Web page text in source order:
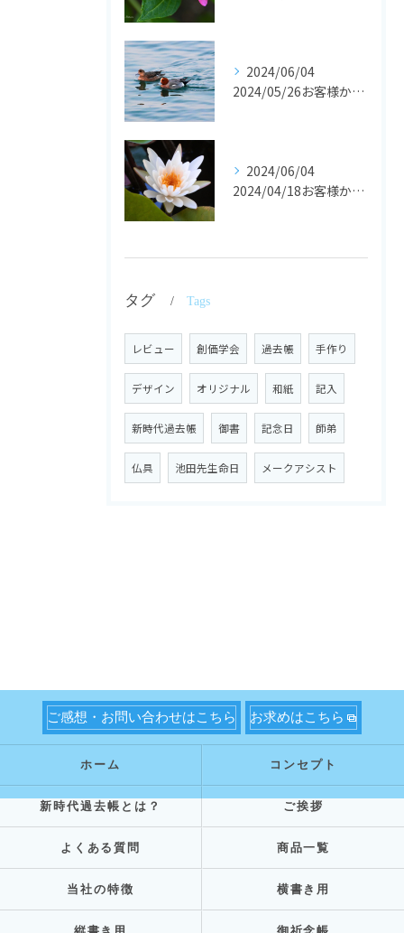
2024/06/04
2024/05/26お客様からの声です。
2024/06/04
2024/04/18お客様からの声
タグ Tags
レビュー 創価学会 過去帳 手作り
デザイン オリジナル 和紙 記入
新時代過去帳 御書 記念日 師弟
仏具 池田先生命日 メークアシスト
ご感想・お問い合わせはこちら お求めはこちら
ホーム コンセプト
新時代過去帳とは？ ご挨拶
よくある質問 商品一覧
当社の特徴 横書き用